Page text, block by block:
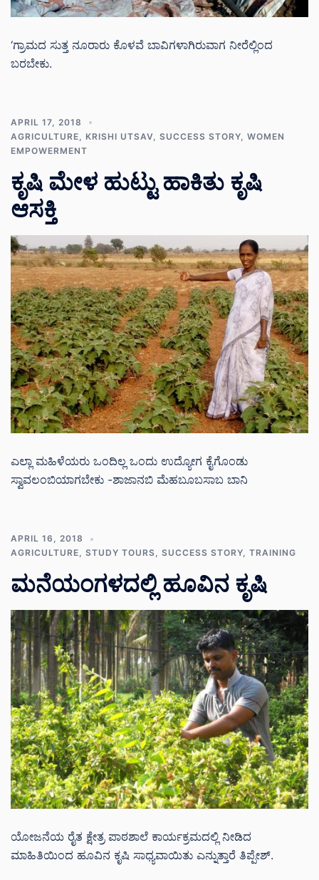
‘ಗ್ರಾಮದ ಸುತ್ತ ನೂರಾರು ಕೊಳವೆ ಬಾವಿಗಳಾಗಿರುವಾಗ ನೀರೆಲ್ಲಿಂದ
ಬರಬೇಕು.
APRIL 17, 2018
AGRICULTURE
KRISHI UTSAV SUCCESS STORY WOMEN
EMPOWERMENT
ಕೃಷಿ ಮೇಳ ಹುಟ್ಟು ಹಾಕಿತು ಕೃಷಿ
ಆಸಕ್ತಿ
ಎಲ್ಲಾ ಮಹಿಳೆಯರು ಒಂದಿಲ್ಲ ಒಂದು ಉದ್ಯೋಗ ಕೈಗೊಂಡು
ಸ್ವಾವಲಂಬಿಯಾಗಬೇಕು -ಶಾಜಾನಬಿ ಮೆಹಬೂಬಸಾಬ ಬಾನಿ
APRIL 16, 2018
AGRICULTURE, STUDY TOURS, SUCCESS STORY, TRAINING
ಮನೆಯಂಗಳದಲ್ಲಿ ಹೂವಿನ ಕೃಷಿ
ಯೋಜನೆಯ ರೈತ ಕ್ಷೇತ್ರ ಪಾಠಶಾಲೆ ಕಾರ್ಯಕ್ರಮದಲ್ಲಿ ನೀಡಿದ
ಮಾಹಿತಿಯಿಂದ ಹೂವಿನ ಕೃಷಿ ಸಾಧ್ಯವಾಯಿತು ಎನ್ನುತ್ತಾರೆ ತಿಪ್ಪೇಶ್.